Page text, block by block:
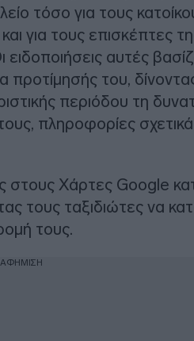
τόσο για τους
για τους επισκέπτες
αυτές
προτίμησής του,
περιόδου τη
πληροφορίες σχετικά
στους Χάρτες Google
τους ταξιδιώτες να
τους.